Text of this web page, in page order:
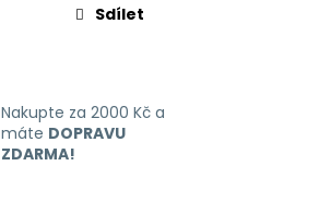
Sdílet
Nakupte za 2000 Kč a
máte DOPRAVU
ZDARMA!